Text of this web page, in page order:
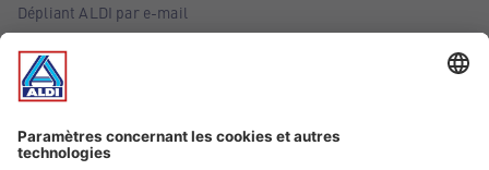
Dépliant ALDI par e-mail
Offres
Infos essentielles